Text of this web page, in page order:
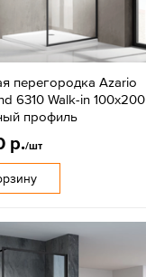
перегородка Azario
6310 Walk-in 100х200
профиль
р./шт